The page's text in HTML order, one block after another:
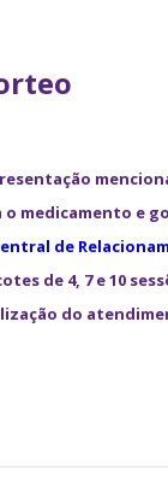
o medicamento e
de
de 4, 7 e 10
do